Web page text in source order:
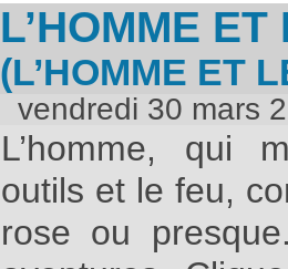
L’HOMME
(L’HOMME ET
vendredi 30 mars
L’homme, qui
outils et le feu,
rose ou